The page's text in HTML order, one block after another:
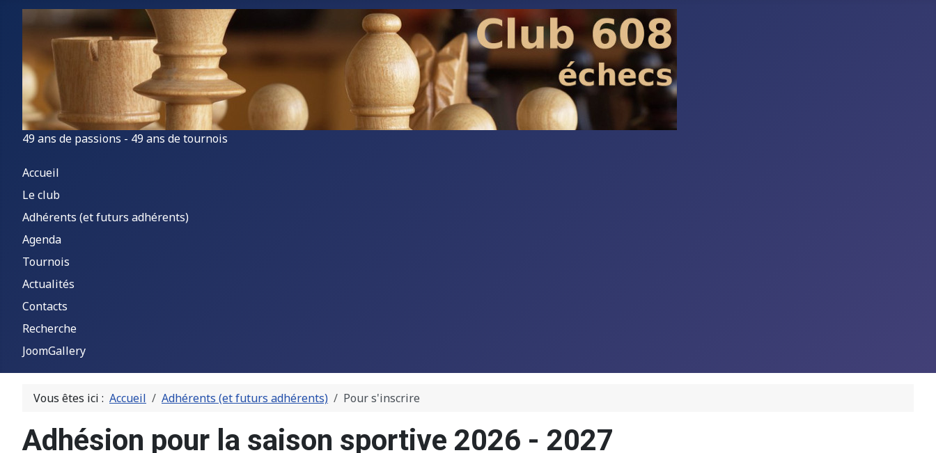
49 ans de passions - 49 ans de tournois
Accueil
Le club
Adhérents (et futurs adhérents)
Agenda
Tournois
Actualités
Contacts
Recherche
JoomGallery
Vous êtes ici : Accueil Adhérents (et futurs adhérents) Pour s'inscrire
Adhésion pour la saison sportive 2026 - 2027